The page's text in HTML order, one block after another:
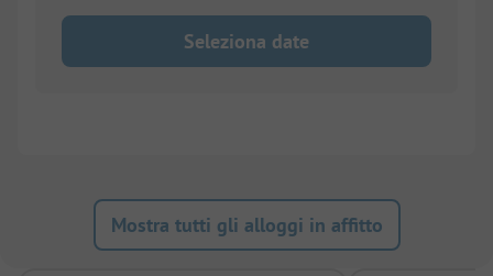
Seleziona date
Mostra tutti gli alloggi in affitto